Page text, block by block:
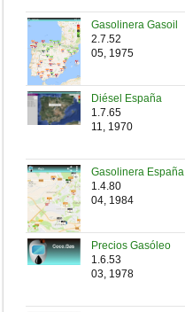
Gasolinera Gasoil
2.7.52
05, 1975
Diésel España
1.7.65
11, 1970
Gasolinera España
1.4.80
04, 1984
Precios Gasóleo
1.6.53
03, 1978